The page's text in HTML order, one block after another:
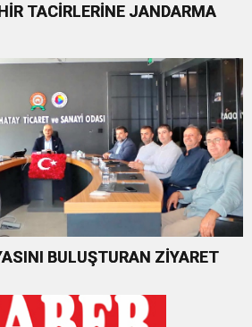
TACİRLERİNE JANDARMA
BULUŞTURAN ZİYARET